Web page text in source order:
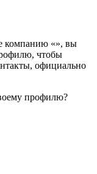
компанию «», вы
чтобы
официально
профилю?